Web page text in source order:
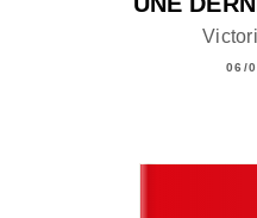
06/